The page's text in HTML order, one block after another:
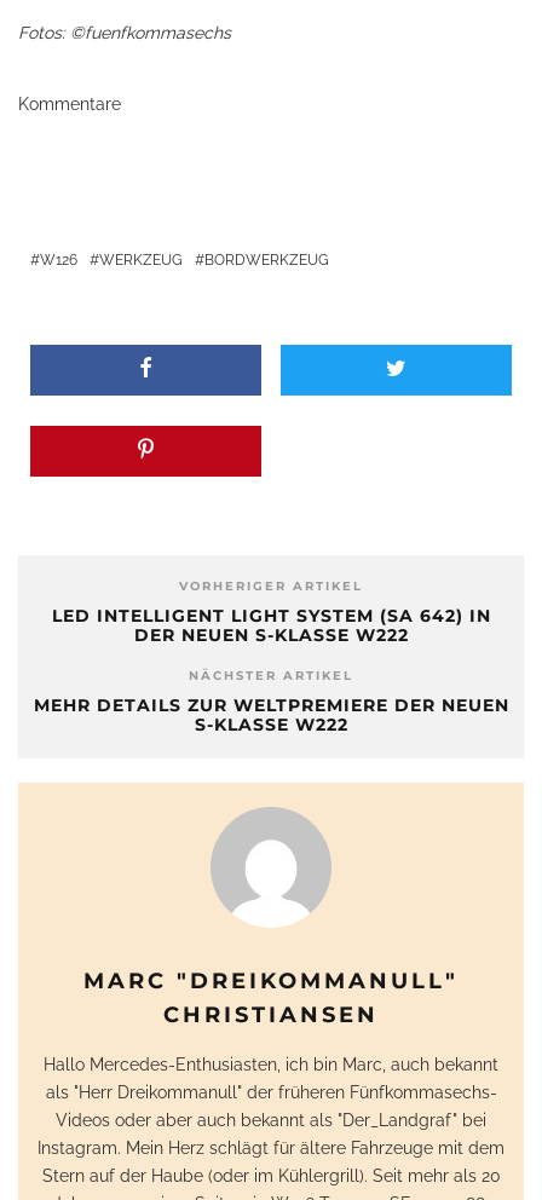
Fotos: ©fuenfkommasechs
Kommentare
W126 WERKZEUG BORDWERKZEUG
VORHERIGER ARTIKEL
LED INTELLIGENT LIGHT SYSTEM (SA 642) IN
DER NEUEN S-KLASSE W222
NÄCHSTER ARTIKEL
MEHR DETAILS ZUR WELTPREMIERE DER NEUEN
S-KLASSE W222
MARC "DREIKOMMANULL"
CHRISTIANSEN
Hallo Mercedes-Enthusiasten, ich bin Marc, auch bekannt
als "Herr Dreikommanull" der früheren Fünfkommasechs-
Videos oder aber auch bekannt als "Der_Landgraf" bei
Instagram. Mein Herz schlägt für ältere Fahrzeuge mit dem
Stern auf der Haube (oder im Kühlergrill). Seit mehr als 20